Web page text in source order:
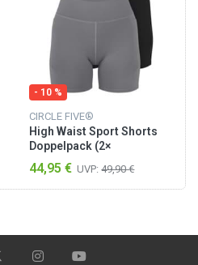
- 10 %
CIRCLE FIVE®
High Waist Sport Shorts
Doppelpack (2×
Radlershorts mit
Taschen)
Schwarz/Anthrazit
44,95 € UVP: 49,90 €